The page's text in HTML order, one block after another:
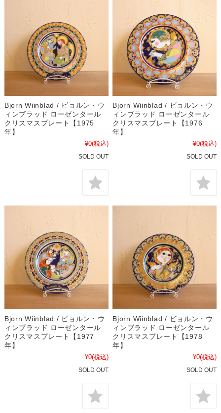
Bjorn Wiinblad / ビョルン・ウ
ィンブラッド ローゼンタール
クリスマスプレート【1975
年】
¥0(税込)
SOLD OUT
Bjorn Wiinblad / ビョルン・ウ
ィンブラッド ローゼンタール
クリスマスプレート【1976
年】
¥0(税込)
SOLD OUT
Bjorn Wiinblad / ビョルン・ウ
ィンブラッド ローゼンタール
クリスマスプレート【1977
年】
¥0(税込)
SOLD OUT
Bjorn Wiinblad / ビョルン・ウ
ィンブラッド ローゼンタール
クリスマスプレート【1978
年】
¥0(税込)
SOLD OUT